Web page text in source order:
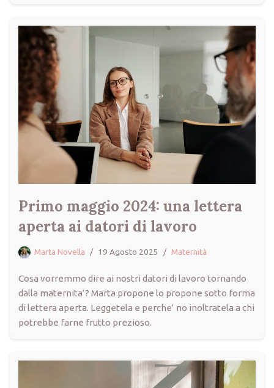
Primo maggio 2024: una lettera
aperta ai datori di lavoro
Marta Novella 19 Agosto 2025 Maternità
Cosa vorremmo dire ai nostri datori di lavoro tornando
dalla maternita’? Marta propone lo propone sotto forma
di lettera aperta. Leggetela e perche’ no inoltratela a chi
potrebbe farne frutto prezioso.